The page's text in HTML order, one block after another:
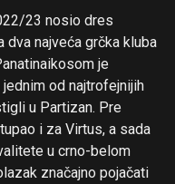
23 nosio dres
najveća grčka kluba
je
od najtrofejnijih
u Partizan. Pre
i za Virtus, a sada
u crno-belom
značajno pojačati